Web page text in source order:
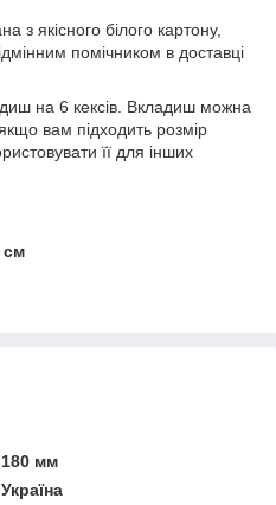
з якісного білого картону,
помічником в доставці
на 6 кексів. Вкладиш можна
вам підходить розмір
її для інших
см
180 мм
Україна